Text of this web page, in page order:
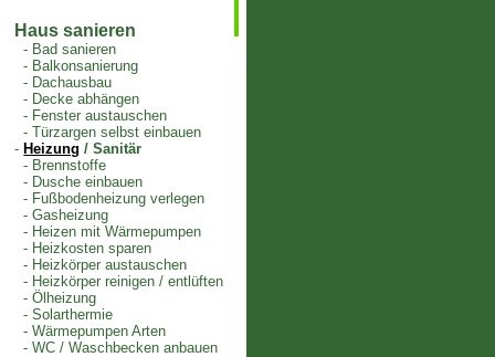
Haus sanieren
- Bad sanieren
- Balkonsanierung
- Dachausbau
- Decke abhängen
- Fenster austauschen
-Türzargen selbst einbauen
- Heizung / Sanitär
- Brennstoffe
- Dusche einbauen
- Fußbodenheizung verlegen
-Gasheizung
- Heizen mit Wärmepumpen
- Heizkosten sparen
- Heizkörper austauschen
- Heizkörper reinigen / entlüften
-Ölheizung
-Solarthermie
-Wärmepumpen Arten
-WC / Waschbecken anbauen